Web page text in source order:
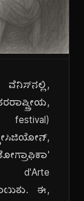
d'Arte
ಈ,